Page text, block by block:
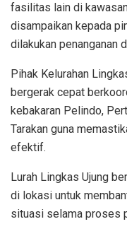
fasilitas lain di
disampaikan kepada
dilakukan penanganan
Pihak Kelurahan
bergerak cepat
kebakaran Pelindo,
Tarakan guna
efektif.
Lurah Lingkas Ujung
di lokasi untuk
situasi selama proses